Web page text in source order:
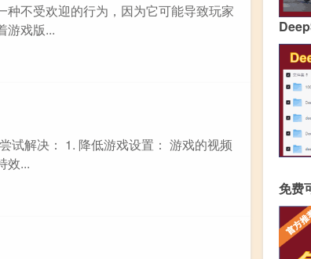
不受欢迎的行为，因为它可能导致玩家
游戏版...
试解决： 1. 降低游戏设置： 游戏的视频
效...
免费